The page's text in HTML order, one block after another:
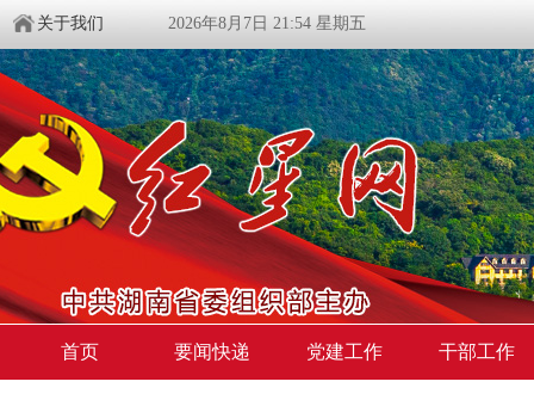
关于我们 2026年8月7日 21:54 星期五
首页 要闻快递 党建工作 干部工作